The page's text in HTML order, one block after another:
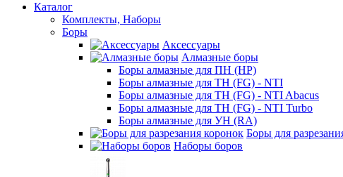
Каталог
Комплекты, Наборы
Боры
Аксессуары
Алмазные боры
Боры алмазные для ПН (HP)
Боры алмазные для ТН (FG) - NTI
Боры алмазные для ТН (FG) - NTI Abacus
Боры алмазные для ТН (FG) - NTI Turbo
Боры алмазные для УН (RA)
Боры для
Наборы боров